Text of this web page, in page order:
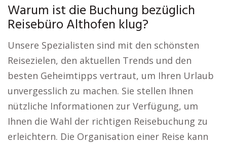
Warum ist die Buchung bezüglich
Reisebüro Althofen klug?
Unsere Spezialisten sind mit den schönsten
Reisezielen, den aktuellen Trends und den
besten Geheimtipps vertraut, um Ihren Urlaub
unvergesslich zu machen. Sie stellen Ihnen
nützliche Informationen zur Verfügung, um
Ihnen die Wahl der richtigen Reisebuchung zu
erleichtern. Die Organisation einer Reise kann